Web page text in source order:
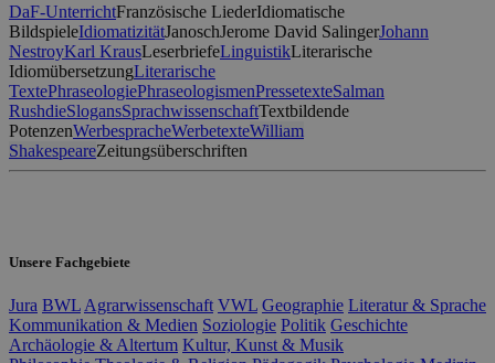
DaF-UnterrichtFranzösische LiederIdiomatische
BildspieleIdiomatizitätJanoschJerome David SalingerJohann
NestroyKarl KrausLeserbriefeLinguistikLiterarische
IdiomübersetzungLiterarische
TextePhraseologiePhraseologismenPressetexteSalman
RushdieSlogansSprachwissenschaftTextbildende
PotenzenWerbespracheWerbetexteWilliam
ShakespeareZeitungsüberschriften
Unsere Fachgebiete
Jura BWL Agrarwissenschaft VWL Geographie Literatur & Sprache
Kommunikation & Medien Soziologie Politik Geschichte
Archäologie & Altertum Kultur, Kunst & Musik